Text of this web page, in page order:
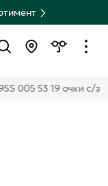
005 53 19 очки с/з